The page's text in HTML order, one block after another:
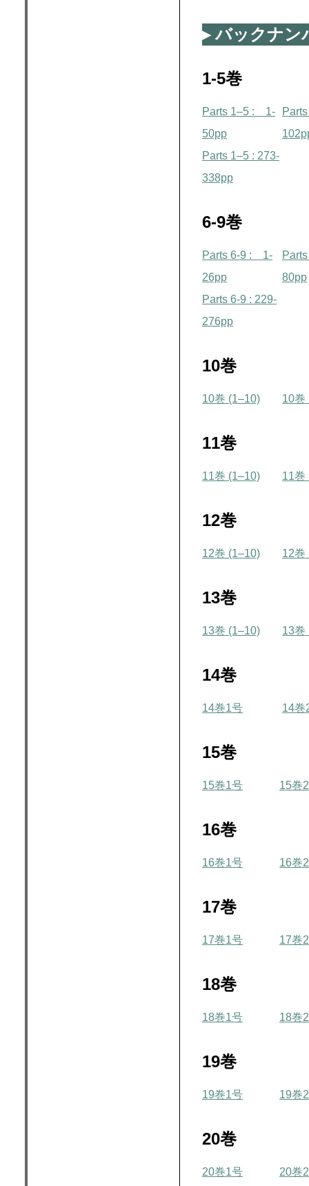
バックナン
1-5巻
Parts 1–5 : 1-
50pp
Parts 1–5 : 273-
338pp
6-9巻
Parts 6-9 : 1-
26pp
80pp
Parts 6-9 : 229-
276pp
10巻
10巻 (1–10) 10巻
11巻
11巻 (1–10) 11巻
12巻
12巻 (1–10) 12巻
13巻
13巻 (1–10) 13巻
14巻
14巻1号 14巻
15巻
15巻1号 15巻
16巻
16巻1号 16巻
17巻
17巻1号 17巻
18巻
18巻1号 18巻
19巻
19巻1号 19巻
20巻
20巻1号 20巻